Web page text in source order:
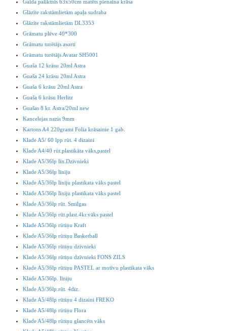
Galda paliktnis 63x50cm matēts pienaina krāsa
Glāzīte rakstāmlietām apaļa sudraba
Glāzīte rakstāmlietām DL3353
Grāmatu plēve 40*300
Grāmatu turētājs asorti
Grāmatu turētājs Avatar SH5001
Guaša 12 krāsu 20ml Astra
Guaša 24 krāsu 20ml Astra
Guaša 6 krāsu 20ml Astra
Guaša 6 krāsu Herlitz
Guašas 8 kr. Astra/20ml new
Kancelejas nazis 9mm
Kartons A4 220grami Folia krāsainie 1 gab.
Klade A5/ 60 lpp rūt. 4 dizaini
Klade A4/40 rūt.plastikāta vāks,pastel
Klade A5/36lp līn.Dzīvnieki
Klade A5/36lp līniju
Klade A5/36lp līniju plastikata vāks pastel
Klade A5/36lp līniju plastikata vāks pastel
Klade A5/36lp rūt. Smilgas
Klade A5/36lp rūt.plast.4kr.vāks pastel
Klade A5/36lp rūtiņu Kraft
Klade A5/36lp rūtiņu Basketball
Klade A5/36lp rūtiņu dzīvnieki
Klade A5/36lp rūtiņu dzīvnieki FONS ZILS
Klade A5/36lp rūtiņu PASTEL ar motīvu plastikata vāks
Klade A5/36lp. līniju
Klade A5/36lp.rūt. 4diz.
Klade A5/48lp rūtiņu 4 dizaini FREKO
Klade A5/48lp rūtiņu Flora
Klade A5/48lp rūtiņu glancēts vāks